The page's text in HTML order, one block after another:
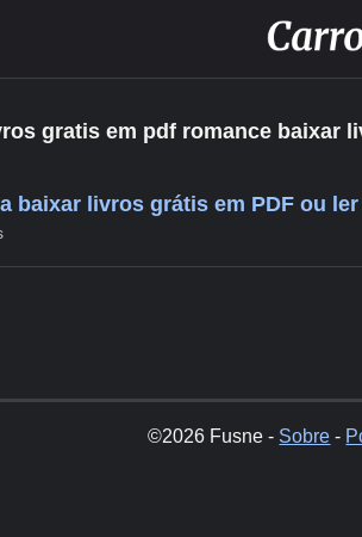
gratis em pdf romance baixar
baixar livros grátis em PDF ou
©2026 Fusne - Sobre -